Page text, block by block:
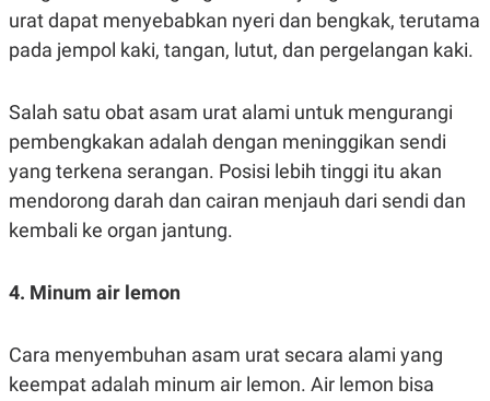
A
E
E
S
I
L
A
G
G
A
N
T
A
K
I
E
R
J
M
E
N
urat dapat menyebabkan nyeri dan bengkak, terutama
pada jempol kaki, tangan, lutut, dan pergelangan kaki.
Salah satu obat asam urat alami untuk mengurangi
pembengkakan adalah dengan meninggikan sendi
yang terkena serangan. Posisi lebih tinggi itu akan
mendorong darah dan cairan menjauh dari sendi dan
kembali ke organ jantung.
4. Minum air lemon
Cara menyembuhan asam urat secara alami yang
keempat adalah minum air lemon. Air lemon bisa